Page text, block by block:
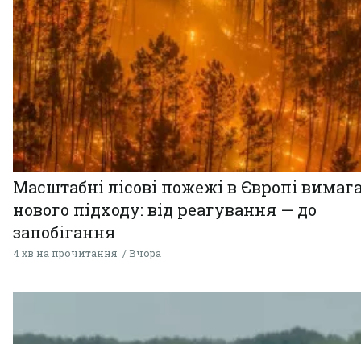
Масштабні лісові пожежі в Європі
нового підходу: від реагування — до
запобігання
4 хв на прочитання Вчора